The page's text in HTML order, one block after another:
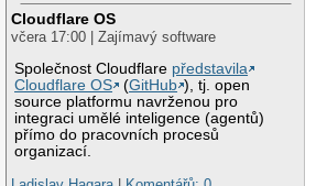
Cloudflare OS
včera 17:00 | Zajímavý software
Společnost Cloudflare představila
Cloudflare OS
(GitHub ), tj. open
source platformu navrženou pro
integraci umělé inteligence (agentů)
přímo do pracovních procesů
organizací.